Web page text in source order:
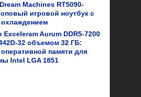
Machines RT5090-
игровой ноутбук с
Exceleram Aurum DDR5-7200
32 объемом 32 ГБ:
оперативной памяти для
Intel LGA 1851